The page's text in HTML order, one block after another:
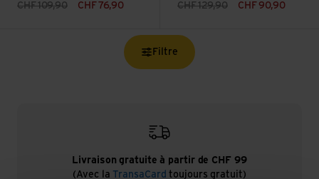
CHF109,90 CHF 76,90 CHF129,90 CHF 90,90
Filtre
Livraison gratuite à partir de CHF 99
(Avec la
TransaCard toujours gratuit)